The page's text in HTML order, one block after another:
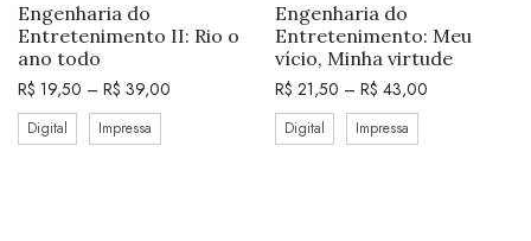
Engenharia do
Entretenimento II: Rio o
ano todo
R$ 19,50 – R$ 39,00
Digital Impressa
Engenharia do
Entretenimento: Meu
vício, Minha virtude
R$ 21,50 – R$ 43,00
Digital Impressa